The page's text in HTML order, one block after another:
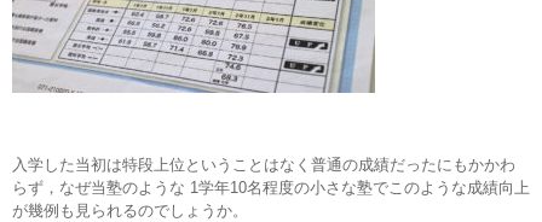
入学した当初は特段上位ということはなく普通の成績だったにもかかわ
らず，なぜ当塾のような 1学年10名程度の小さな塾でこのような成績向上
が幾例も見られるのでしょうか。